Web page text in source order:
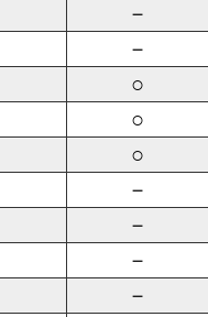
－
－
○
○
○
－
－
－
－